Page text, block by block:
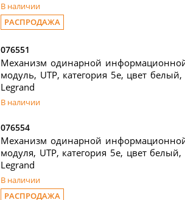
В наличии
РАСПРОДАЖА
076551
Механизм одинарной информационной
модуль, UTP, категория 5е, цвет
Legrand
В наличии
076554
Механизм одинарной информационной
модуля, UTP, категория 5е, цвет
Legrand
В наличии
РАСПРОДАЖА